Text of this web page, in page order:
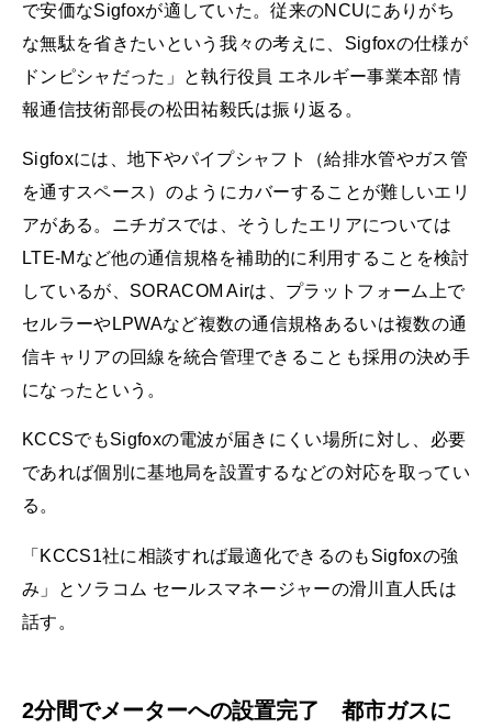
で安価なSigfoxが適していた。従来のNCUにありがち
な無駄を省きたいという我々の考えに、Sigfoxの仕様が
ドンピシャだった」と執行役員 エネルギー事業本部 情
報通信技術部長の松田祐毅氏は振り返る。
Sigfoxには、地下やパイプシャフト（給排水管やガス管
を通すスペース）のようにカバーすることが難しいエリ
アがある。ニチガスでは、そうしたエリアについては
LTE-Mなど他の通信規格を補助的に利用することを検討
しているが、SORACOM Airは、プラットフォーム上で
セルラーやLPWAなど複数の通信規格あるいは複数の通
信キャリアの回線を統合管理できることも採用の決め手
になったという。
KCCSでもSigfoxの電波が届きにくい場所に対し、必要
であれば個別に基地局を設置するなどの対応を取ってい
る。
「KCCS1社に相談すれば最適化できるのもSigfoxの強
み」とソラコム セールスマネージャーの滑川直人氏は
話す。
2分間でメーターへの設置完了 都市ガスに